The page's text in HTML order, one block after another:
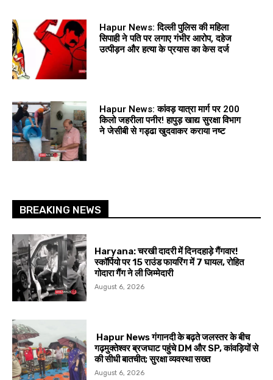
Hapur News: दिल्ली पुलिस की महिला
सिपाही ने पति पर लगाए गंभीर आरोप, दहेज
उत्पीड़न और हत्या के प्रयास का केस दर्ज
Hapur News: कांवड़ यात्रा मार्ग पर 200
किलो जहरीला पनीर! हापुड़ खाद्य सुरक्षा विभाग
ने जेसीबी से गड्ढा खुदवाकर कराया नष्ट
BREAKING NEWS
Haryana: चरखी दादरी में दिनदहाड़े गैंगवार!
स्कॉर्पियो पर 15 राउंड फायरिंग में 7 घायल, रोहित
गोदारा गैंग ने ली जिम्मेदारी
August 6, 2026
Hapur News गंगानदी के बढ़ते जलस्तर के बीच
गढ़मुक्तेश्वर ब्रजघाट पहुंचे DM और SP, कांवड़ियों से
की सीधी बातचीत; सुरक्षा व्यवस्था सख्त
August 6, 2026